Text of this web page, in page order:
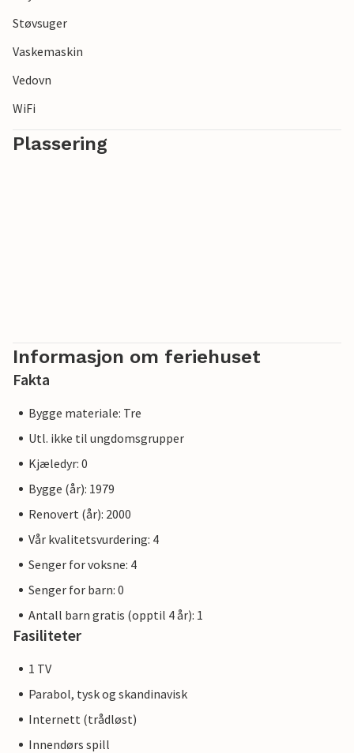
Støvsuger
Vaskemaskin
Vedovn
WiFi
Plassering
Informasjon om feriehuset
Fakta
Bygge materiale: Tre
Utl. ikke til ungdomsgrupper
Kjæledyr: 0
Bygge (år): 1979
Renovert (år): 2000
Vår kvalitetsvurdering: 4
Senger for voksne: 4
Senger for barn: 0
Antall barn gratis (opptil 4 år): 1
Fasiliteter
1 TV
Parabol, tysk og skandinavisk
Internett (trådløst)
Innendørs spill